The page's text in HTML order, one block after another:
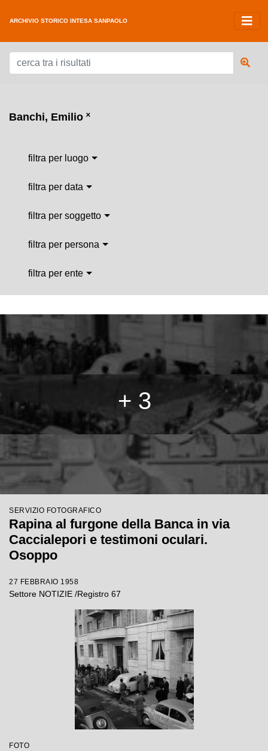
ARCHIVIO STORICO INTESA SANPAOLO
Banchi, Emilio ˟
filtra per luogo
filtra per data
filtra per soggetto
filtra per persona
filtra per ente
+ 3
SERVIZIO FOTOGRAFICO
Rapina al furgone della Banca in via
Caccialepori e testimoni oculari.
Osoppo
27 FEBBRAIO 1958
Settore NOTIZIE /Registro 67
FOTO